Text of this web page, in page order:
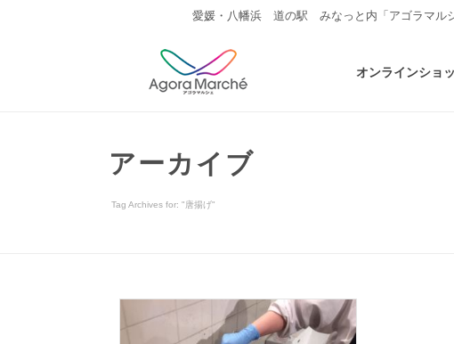
愛媛・八幡浜 道の駅 みなっと内「アゴラマル
オンラインショ
アーカイブ
Tag Archives for: "唐揚げ"